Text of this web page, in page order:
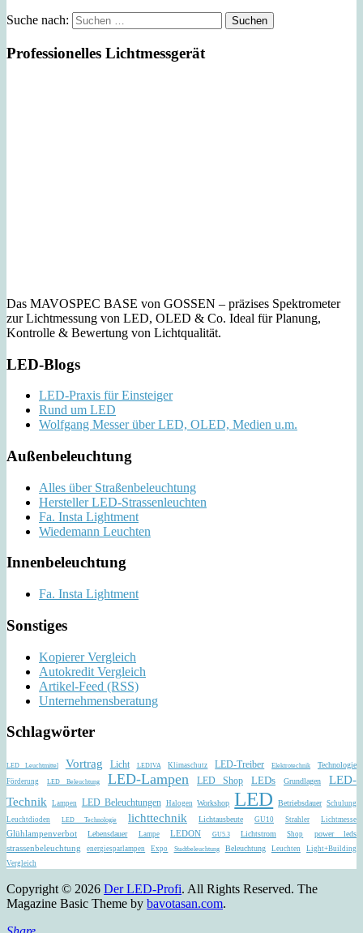
Suche nach:
Professionelles Lichtmessgerät
Das MAVOSPEC BASE von GOSSEN – präzises Spektrometer
zur Lichtmessung von LED, OLED & Co. Ideal für Planung,
Kontrolle & Bewertung von Lichtqualität.
LED-Blogs
LED-Praxis für Einsteiger
Rund um LED
Wolfgang Messer über LED, OLED, Medien u.m.
Außenbeleuchtung
Alles über Straßenbeleuchtung
Hersteller LED-Strassenleuchten
Fa. Insta Lightment
Wiedemann Leuchten
Innenbeleuchtung
Fa. Insta Lightment
Sonstiges
Kopierer Vergleich
Autokredit Vergleich
Artikel-Feed (RSS)
Unternehmensberatung
Schlagwörter
LED Leuchtmittel Vortrag Licht LEDIVA Klimaschutz LED-Treiber Elektrotechnik Technologie
Förderung LED Beleuchtung LED-Lampen LED Shop LEDs Grundlagen
LED-
Technik
Lampen LED Beleuchtungen Halogen Workshop LED Betriebsdauer Schulung
Leuchtdioden
LED Technologie lichttechnik Lichtausbeute GU10 Strahler Lichtmesse
Glühlampenverbot Lebensdauer Lampe LEDON GU5.3 Lichtstrom Shop power leds
strassenbeleuchtung energiesparlampen Expo Stadtbeleuchtung Beleuchtung Leuchten
Light+Building
Vergleich
Copyright © 2026 Der LED-Profi. All Rights Reserved. The
Magazine Basic Theme by bavotasan.com.